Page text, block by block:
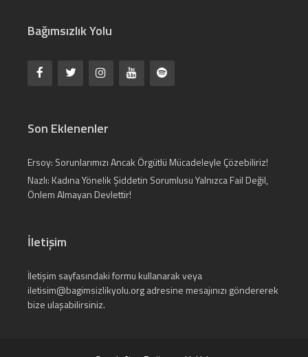
Bağımsızlık Yolu
Son Eklenenler
Ersoy: Sorunlarımızı Ancak Örgütlü Mücadeleyle Çözebiliriz!
Nazlı: Kadına Yönelik Şiddetin Sorumlusu Yalnızca Fail Değil,
Önlem Almayan Devlettir!
İletişim
İletişim sayfasındaki formu kullanarak veya
iletisim@bagimsizlikyolu.orgadresine mesajınızı göndererek
bize ulaşabilirsiniz.